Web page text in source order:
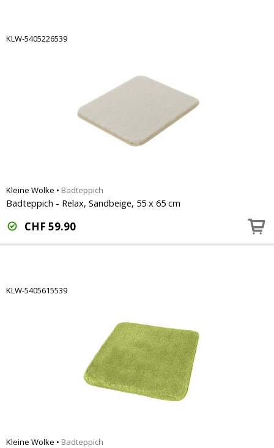
KLW-5405226539
Kleine Wolke • Badteppich
Badteppich - Relax, Sandbeige, 55 x 65 cm
CHF 59.90
KLW-5405615539
Kleine Wolke • Badteppich